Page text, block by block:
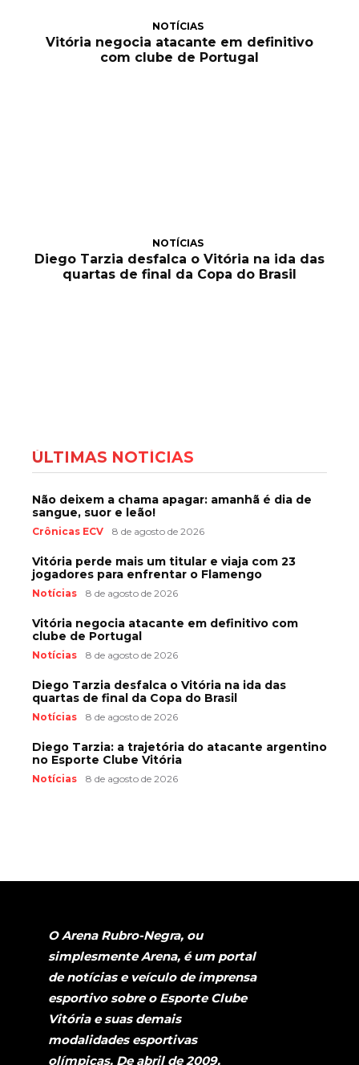
NOTÍCIAS
Vitória negocia atacante em definitivo
com clube de Portugal
NOTÍCIAS
Diego Tarzia desfalca o Vitória na ida das
quartas de final da Copa do Brasil
ÚLTIMAS NOTÍCIAS
Não deixem a chama apagar: amanhã é dia de
sangue, suor e leão!
Crônicas ECV 8 de agosto de 2026
Vitória perde mais um titular e viaja com 23
jogadores para enfrentar o Flamengo
Notícias 8 de agosto de 2026
Vitória negocia atacante em definitivo com
clube de Portugal
Notícias 8 de agosto de 2026
Diego Tarzia desfalca o Vitória na ida das
quartas de final da Copa do Brasil
Notícias 8 de agosto de 2026
Diego Tarzia: a trajetória do atacante argentino
no Esporte Clube Vitória
Notícias 8 de agosto de 2026
O Arena Rubro-Negra, ou
simplesmente Arena, é um portal
de notícias e veículo de imprensa
esportivo sobre o Esporte Clube
Vitória e suas demais
modalidades esportivas
olímpicas. De abril de 2009,